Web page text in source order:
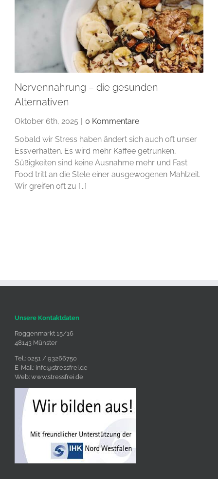
Nervennahrung – die gesunden
Alternativen
Oktober 6th, 2025 | 0 Kommentare
Sobald wir Stress haben ändert sich auch oft unser
Essverhalten. Es wird mehr Kaffee getrunken,
Süßigkeiten sind keine Ausnahme mehr und Fast
Food tritt an die Stele einer ausgewogenen Mahlzeit.
Wir greifen oft zu [...]
Unsere Kontaktdaten
Roggenmarkt 15/16
48143 Münster
Tel.: 0251 / 93266750
E-Mail: info@stressfrei.de
Web: www.stressfrei.de